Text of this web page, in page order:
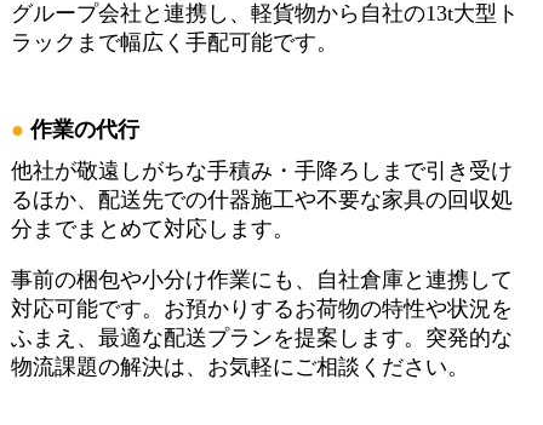
グループ会社と連携し、軽貨物から自社の13t大型ト
ラックまで幅広く手配可能です。
作業の代行
他社が敬遠しがちな手積み・手降ろしまで引き受け
るほか、配送先での什器施工や不要な家具の回収処
分までまとめて対応します。
事前の梱包や小分け作業にも、自社倉庫と連携して
対応可能です。お預かりするお荷物の特性や状況を
ふまえ、最適な配送プランを提案します。突発的な
物流課題の解決は、お気軽にご相談ください。